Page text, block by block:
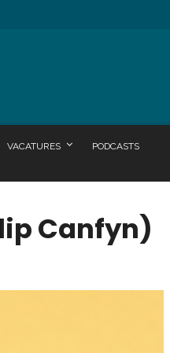
VACATURES PODCASTS
Canfyn)